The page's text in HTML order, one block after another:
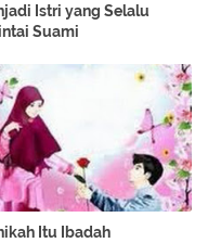
Istri yang Selalu
Suami
Itu Ibadah